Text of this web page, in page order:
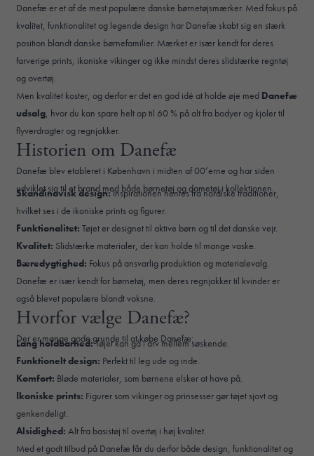
Danefæ er et af de mest populære danske børnetøjsmærker. Med fokus på
kvalitet, funktionalitet og legende design har Danefæ skabt sig en stærk
position blandt danske børnefamilier. Mærket er især kendt for deres
farverige prints, ikoniske vikinger og ikke mindst deres slidstærke regntøj
og overtøj.
Men kvalitet koster, og derfor er det en god idé at holde øje med Danefæ
udsalg, hvor du kan spare helt op til 60 % på alt fra bodyer og kjoler til
flyverdragter og regnjakker.
Historien om Danefæ
Danefæ blev etableret i København i midten af 00’erne og har siden
udviklet sig til et brand med både børnetøj og dametøj i kollektionen.
Skandinavisk design:Inspirationen hentes fra nordiske traditioner,
hvilket ses i de ikoniske prints og figurer.
Funktionalitet: Tøjet er designet til aktive børn og til det danske vejr.
Kvalitet: Slidstærke materialer, der kan holde til mange vaske.
Bæredygtighed: Fokus på ansvarlig produktion og materialevalg.
Danefæ er især kendt for børnetøj, men deres regnjakker til kvinder er
også blevet populære blandt voksne.
Hvorfor vælge Danefæ?
Der er mange gode grunde til at købe Danefæ:
Lang holdbarhed:Tøjet kan gå i arv mellem søskende.
Funktionelt design: Perfekt til leg ude og inde.
Komfort: Bløde materialer, som børnene elsker at have på.
Ikoniske prints: Figurer som vikinger og prinsesser gør tøjet sjovt og
genkendeligt.
Alsidighed: Alt fra basistøj til overtøj i høj kvalitet.
Med et godt tilbud på Danefæ får du derfor både design, funktionalitet og